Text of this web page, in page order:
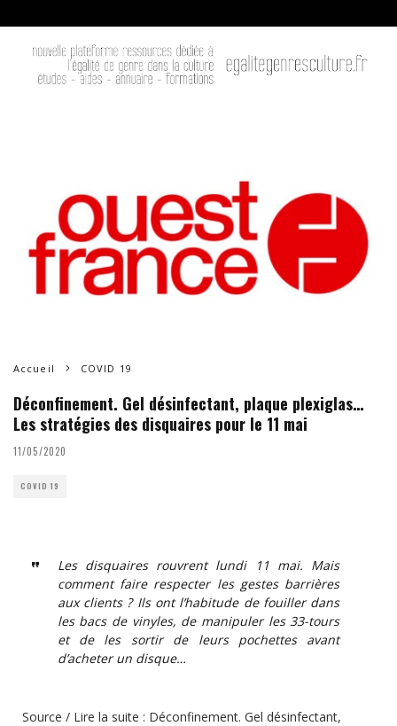
Accueil COVID 19
Déconfinement. Gel désinfectant, plaque plexiglas…
Les stratégies des disquaires pour le 11 mai
11/05/2020
COVID 19
Les disquaires rouvrent lundi 11 mai. Mais
comment faire respecter les gestes barrières
aux clients ? Ils ont l’habitude de fouiller dans
les bacs de vinyles, de manipuler les 33-tours
et de les sortir de leurs pochettes avant
d’acheter un disque…
Source / Lire la suite : Déconfinement. Gel désinfectant,